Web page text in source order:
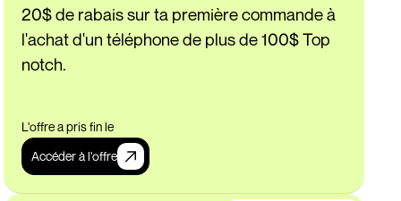
20$ de rabais sur ta première commande à
l'achat d'un téléphone de plus de 100$ Top
notch.
L'offre a pris fin le
Accéder à l'offre